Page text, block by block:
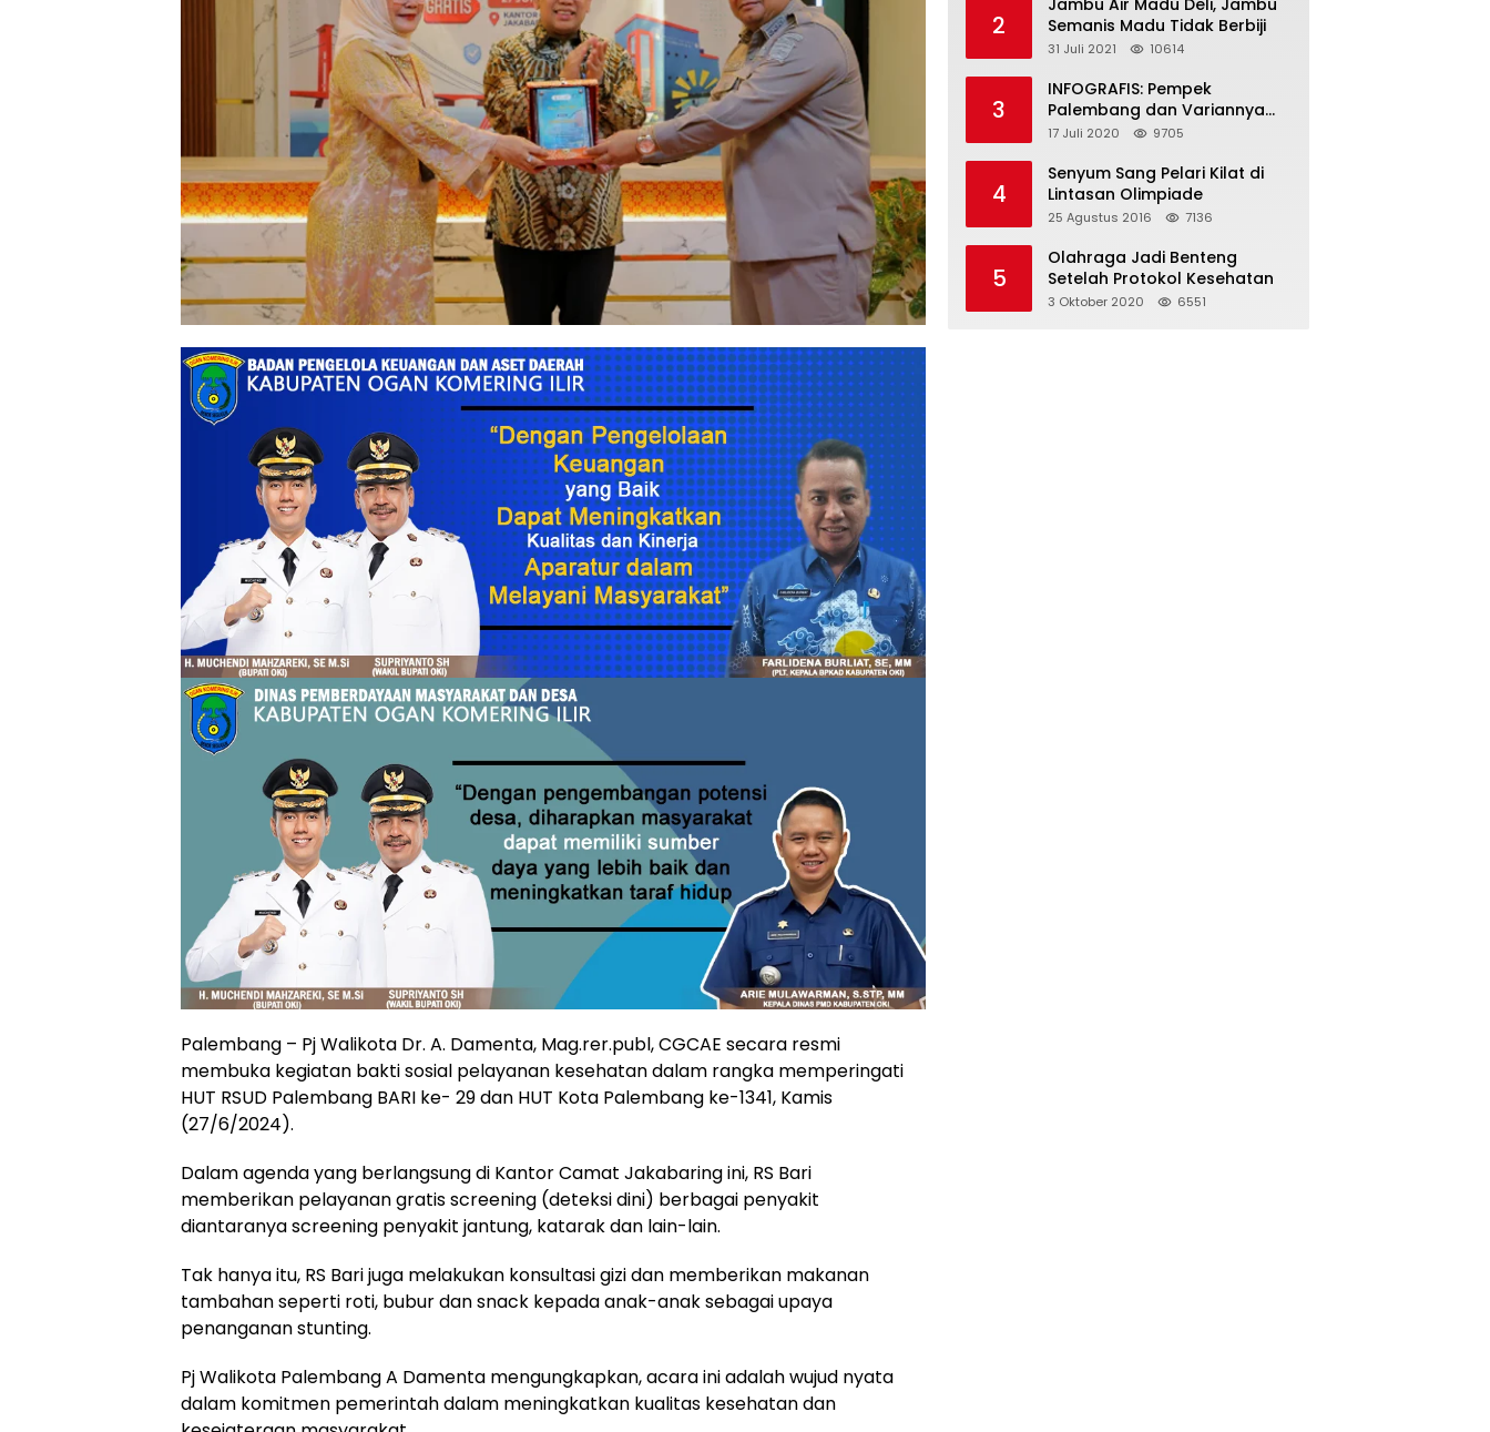
Palembang – Pj Walikota Dr. A. Damenta, Mag.rer.publ, CGCAE secara resmi
membuka kegiatan bakti sosial pelayanan kesehatan dalam rangka memperingati
HUT RSUD Palembang BARI ke- 29 dan HUT Kota Palembang ke-1341, Kamis
(27/6/2024).
Dalam agenda yang berlangsung di Kantor Camat Jakabaring ini, RS Bari
memberikan pelayanan gratis screening (deteksi dini) berbagai penyakit
diantaranya screening penyakit jantung, katarak dan lain-lain.
Tak hanya itu, RS Bari juga melakukan konsultasi gizi dan memberikan makanan
tambahan seperti roti, bubur dan snack kepada anak-anak sebagai upaya
penanganan stunting.
Pj Walikota Palembang A Damenta mengungkapkan, acara ini adalah wujud nyata
dalam komitmen pemerintah dalam meningkatkan kualitas kesehatan dan
2
Jambu Air Madu Deli, Jambu
Semanis Madu Tidak Berbiji
31 Juli 2021 10614
3
INFOGRAFIS: Pempek
Palembang dan Variannya
yang Melegenda
17 Juli 2020 9705
4
Senyum Sang Pelari Kilat di
Lintasan Olimpiade
25 Agustus 2016 7136
5
Olahraga Jadi Benteng
Setelah Protokol Kesehatan
3 Oktober 2020 6551